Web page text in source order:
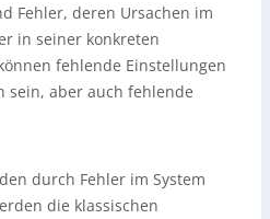
Fehler, deren Ursachen im
in seiner konkreten
fehlende Einstellungen
sein, aber auch fehlende
durch Fehler im System
die klassischen